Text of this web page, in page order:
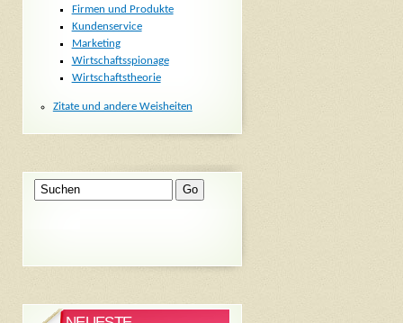
Firmen und Produkte
Kundenservice
Marketing
Wirtschaftsspionage
Wirtschaftstheorie
Zitate und andere Weisheiten